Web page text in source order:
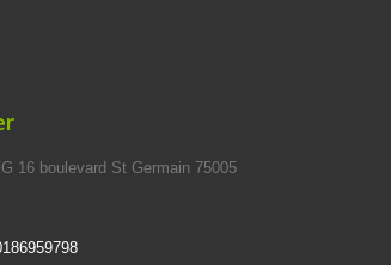
16 boulevard St Germain 75005